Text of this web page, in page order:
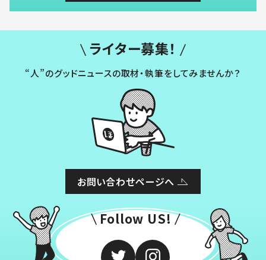
ライター募集！
“人”のグッドニュースの取材・執筆をしてみませんか？
お問い合わせページへ
Follow US!